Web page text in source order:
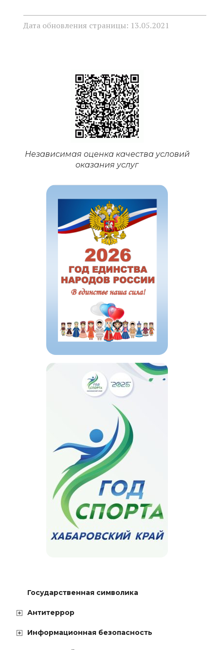
Дата обновления страницы: 13.05.2021
Независимая оценка качества условий
оказания услуг
Государственная символика
Антитеррор
Информационная безопасность